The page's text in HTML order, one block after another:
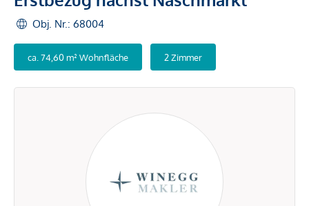
Obj. Nr.: 68004
ca. 74,60 m² Wohnfläche 2 Zimmer